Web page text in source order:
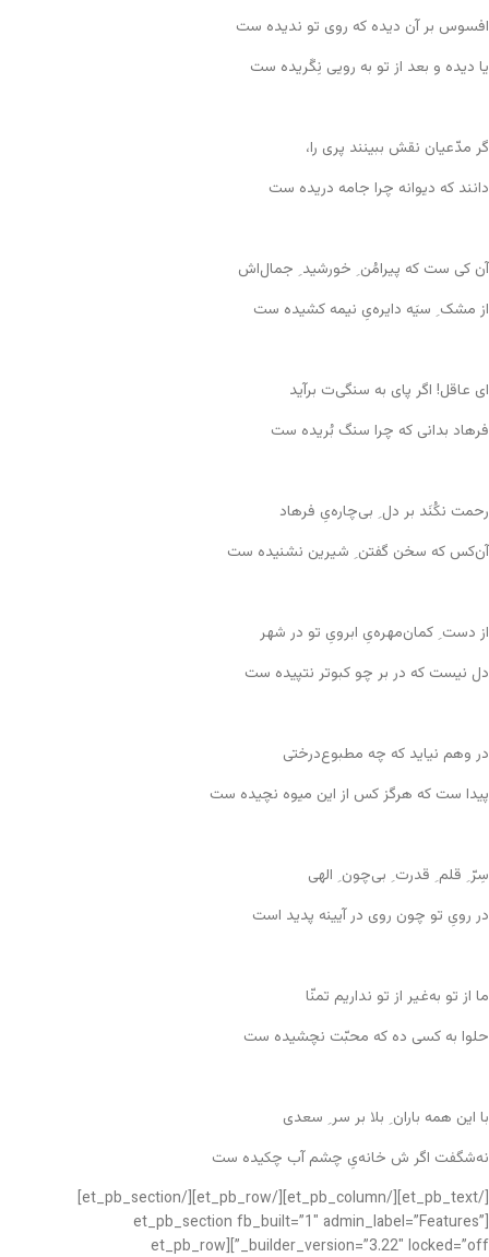
افسوس بر آن دیده که روی تو ندیده ست
یا دیده و بعد از تو به رویی نِگَریده ست
گر مدّعیان نقش ببینند پری را،
دانند که دیوانه چرا جامه دریده ست
آن کی ست که پیرامُن ِ خورشید ِ جمال‌اش
از مشک ِ سیَه دایره‌یِ نیمه کشیده ست
ای عاقل! اگر پای به سنگی‌ت برآید
فرهاد بدانی که چرا سنگ بُریده ست
رحمت نکُنَد بر دل ِ بی‌چاره‌یِ فرهاد
آن‌کس که سخن گفتن ِ شیرین نشنیده ست
از دست ِ کمان‌مهره‌یِ ابرویِ تو در شهر
دل نیست که در بر چو کبوتر نتپیده ست
در وهم نیاید که چه مطبوع‌درختی
پیدا ست که هرگز کس از این میوه نچیده ست
سِرّ ِ قلم ِ قدرت ِ بی‌چون ِ الهی
در رویِ تو چون روی در آیینه پدید است
ما از تو به‌غیر از تو نداریم تمنّا
حلوا به کسی ده که محبّت نچشیده ست
با این همه باران ِ بلا بر سر ِ سعدی
نه‌شگفت اگر ش خانه‌یِ چشم آب چکیده ست
[/et_pb_text][/et_pb_column][/et_pb_row][/et_pb_section]
[et_pb_section fb_built=”1″ admin_label=”Features”
_builder_version=”3.22″ locked=”off”][et_pb_row